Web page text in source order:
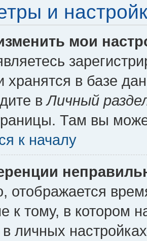
и
мои
хранятся в базе
вЛичный
Там вы
к началу
отображается
к тому, в котором
личных